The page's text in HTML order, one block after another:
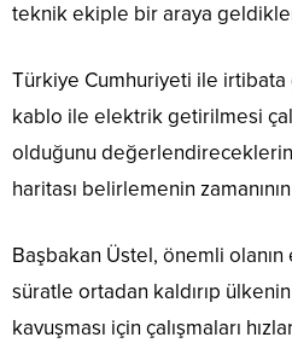
teknik ekiple bir araya
Türkiye Cumhuriyeti ile
kablo ile elektrik getirilmesi
olduğunu
haritası belirlemenin
Başbakan Üstel, önemli
süratle ortadan kaldırıp
kavuşması için çalışmaları